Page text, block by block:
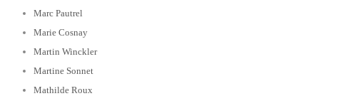
Marc Pautrel
Marie Cosnay
Martin Winckler
Martine Sonnet
Mathilde Roux